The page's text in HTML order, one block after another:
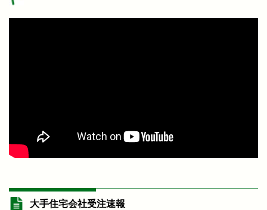
大手住宅会社受注速報